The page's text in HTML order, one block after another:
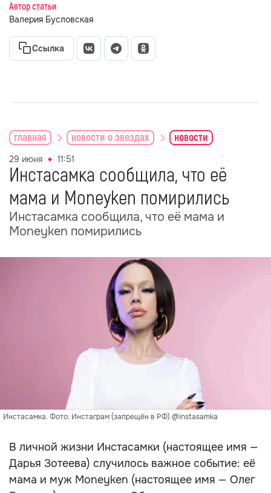
Автор статьи
Валерия Бусловская
Ссылка
главная новости о звездах новости
29 июня 11:51
Инстасамка сообщила, что её
мама и Moneyken помирились
Инстасамка сообщила, что её мама и
Moneyken помирились
Инстасамка. Фото: Инстаграм (запрещён в РФ) @instasamka
В личной жизни Инстасамки (настоящее имя —
Дарья Зотеева) случилось важное событие: её
мама и муж Moneyken (настоящее имя — Олег